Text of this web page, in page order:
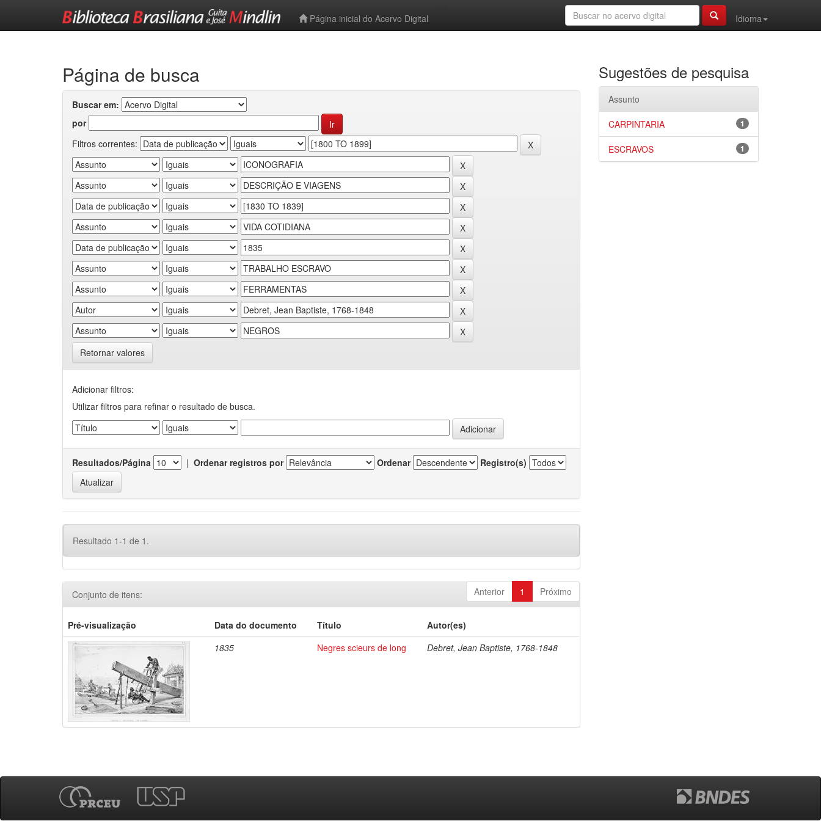
Página inicial do Acervo Digital
Idioma
Página de busca
Buscar em:
por
Filtros correntes:
Retornar valores
Adicionar filtros:
Utilizar filtros para refinar o resultado de busca.
Resultados/Página | Ordenar registros por Ordenar Registro(s)
Resultado 1-1 de 1.
Anterior 1 Próximo
Conjunto de itens:
Pré-visualização Data do documento Título
Autor(es)
1835
Negres scieurs de long Debret, Jean Baptiste, 1768-1848
Sugestões de pesquisa
Assunto
1
CARPINTARIA
1
ESCRAVOS